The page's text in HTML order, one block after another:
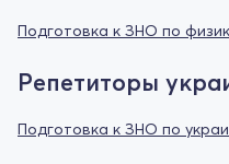
Подготовка к ЗНО по
Репетиторы
Подготовка к ЗНО по